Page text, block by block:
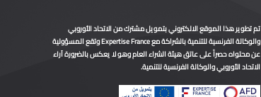
تم تطوير هذا الموقع الالكتروني بتمويل مشترك من الاتحاد الأوروبي
والوكالة الفرنسية للتنمية بالشراكة مع Expertise France وتقع المسؤولية
عن محتواه حصراً على عاتق هيئة الشراء العام وهو لا يعكس بالضرورة آراء
الاتحاد الأوروبي والوكالة الفرنسية للتنمية.